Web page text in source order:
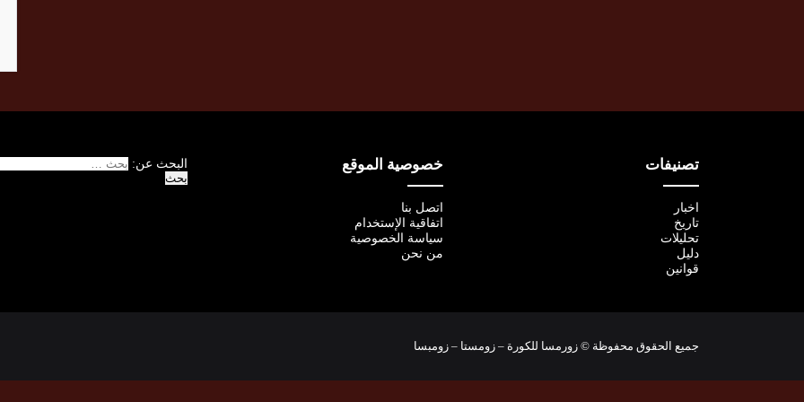
تصنيفات
اخبار
تاريخ
تحليلات
دليل
قوانين
خصوصية الموقع
اتصل بنا
اتفاقية الإستخدام
سياسة الخصوصية
من نحن
البحث عن:
جميع الحقوق محفوظة © زورمسا للكورة – زومستا – زومبسا